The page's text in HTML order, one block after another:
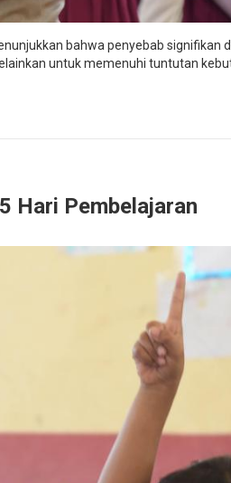
bahwa penyebab
untuk memenuhi tuntutan
Hari Pembelajaran